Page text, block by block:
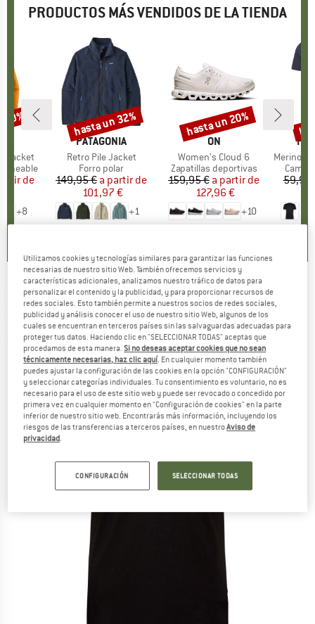
PRODUCTOS MÁS VENDIDOS DE LA TIENDA
Jacket
reducido
de
+8
(
MARCA
PATAGONIA
Artículo
Retro Pile Jacket
Product group
Forro polar
Precio
149,95 € Precio reducido
a partir de
101,97 €
+1
Descuento
hasta un 32%
MARCA
ON
Artículo
Women's Cloud 6
Product group
Zapatillas deportivas
Precio
159,95 € Precio reducido
a partir de
127,96 €
+10
Descuento
hasta un 20%
Artículo
MerinoMix150
59,95
BLACK DIAMOND - Desert Lines Tee -
Camiseta de manga corta
(0)
Utilizamos cookies y tecnologías similares para garantizar las funciones
necesarias de nuestro sitio Web. También ofrecemos servicios y
características adicionales, analizamos nuestro tráfico de datos para
personalizar el contenido y la publicidad, y para proporcionar recursos de
redes sociales. Esto también permite a nuestros socios de redes sociales,
publicidad y análisis conocer el uso de nuestro sitio Web, algunos de los
cuales se encuentran en terceros países sin las salvaguardas adecuadas para
proteger tus datos. Haciendo clic en "SELECCIONAR TODAS" aceptas que
procedamos de esta manera.Si no deseas aceptar cookies que no sean
técnicamente necesarias, haz clic aquí. En cualquier momento también
puedes ajustar la configuración de las cookies en la opción "CONFIGURACIÓN"
y seleccionar categorías individuales. Tu consentimiento es voluntario, no es
necesario para el uso de este sitio web y puede ser revocado o concedido por
primera vez en cualquier momento en "Configuración de cookies" en la parte
inferior de nuestro sitio web. Encontrarás más información, incluyendo los
riesgos de las transferencias a terceros países, en nuestroAviso de
privacidad.
CONFIGURACIÓN SELECCIONAR TODAS